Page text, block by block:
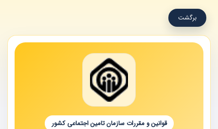
برگشت
قوانین و مقررات سازمان تامین اجتماعی کشور